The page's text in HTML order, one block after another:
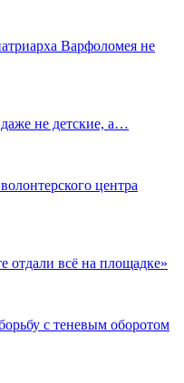
Варфоломея не
не детские, а…
центра
отдали всё на площадке»
с теневым оборотом